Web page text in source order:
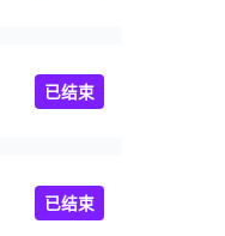
已结束
已结束